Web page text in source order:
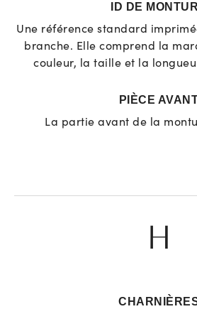
ID DE
Une référence standard
branche. Elle comprend la
couleur, la taille et la
PIÈCE
La partie avant de la
H